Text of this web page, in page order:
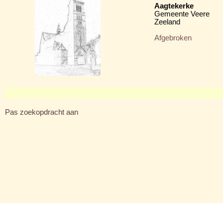
Aagtekerke
Gemeente Veere
Zeeland
Afgebroken
Pas zoekopdracht aan